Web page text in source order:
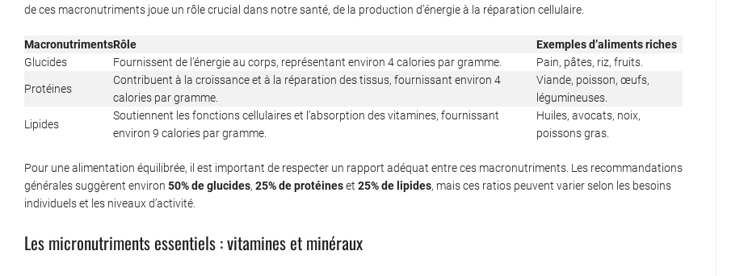
de ces macronutriments joue un rôle crucial dans notre santé, de la production d’énergie à la réparation cellulaire.
MacronutrimentsRôle
Exemples d’aliments riches
Glucides
Fournissent de l’énergie au corps, représentant environ 4 calories par gramme. Pain, pâtes, riz, fruits.
Protéines
Contribuent à la croissance et à la réparation des tissus, fournissant environ 4
calories par gramme.
Viande, poisson, œufs,
légumineuses.
Lipides
Soutiennent les fonctions cellulaires et l’absorption des vitamines, fournissant
environ 9 calories par gramme.
Huiles, avocats, noix,
poissons gras.
Pour une alimentation équilibrée, il est important de respecter un rapport adéquat entre ces macronutriments. Les recommandations
générales suggèrent environ 50% de glucides, 25% de protéineset 25% de lipides, mais ces ratios peuvent varier selon les besoins
individuels et les niveaux d’activité.
Les micronutriments essentiels : vitamines et minéraux